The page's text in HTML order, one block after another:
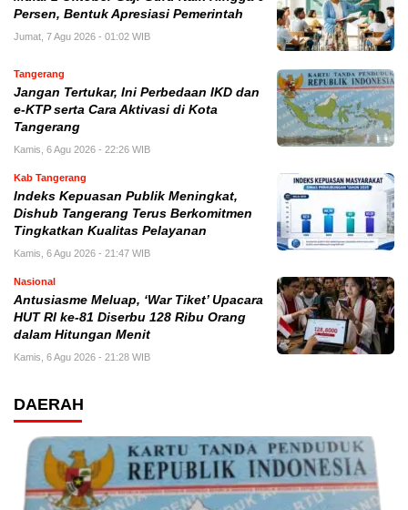
Persen, Bentuk Apresiasi Pemerintah
Jumat, 7 Agu 2026 - 01:02 WIB
Tangerang
Jangan Tertukar, Ini Perbedaan IKD dan
e-KTP serta Cara Aktivasi di Kota
Tangerang
Kamis, 6 Agu 2026 - 22:26 WIB
Kab Tangerang
Indeks Kepuasan Publik Meningkat,
Dishub Tangerang Terus Berkomitmen
Tingkatkan Kualitas Pelayanan
Kamis, 6 Agu 2026 - 21:47 WIB
Nasional
Antusiasme Meluap, ‘War Tiket’ Upacara
HUT RI ke-81 Diserbu 128 Ribu Orang
dalam Hitungan Menit
Kamis, 6 Agu 2026 - 21:28 WIB
DAERAH